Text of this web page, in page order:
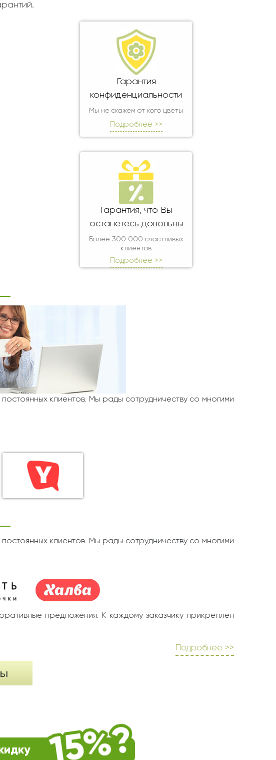
Гарантия
конфиденциальности
Мы не скажем от кого цветы
Подробнее >>
Гарантия, что Вы
останетесь довольны
Более 300 000 счастливых
клиентов
Подробнее >>
клиентов. Мы рады сотрудничеству со многими
клиентов. Мы рады сотрудничеству со многими
предложения. К каждому заказчику прикреплен
Подробнее >>